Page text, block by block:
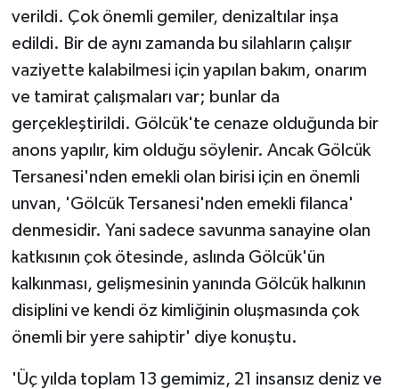
verildi. Çok önemli gemiler, denizaltılar inşa
edildi. Bir de aynı zamanda bu silahların çalışır
vaziyette kalabilmesi için yapılan bakım, onarım
ve tamirat çalışmaları var; bunlar da
gerçekleştirildi. Gölcük'te cenaze olduğunda bir
anons yapılır, kim olduğu söylenir. Ancak Gölcük
Tersanesi'nden emekli olan birisi için en önemli
unvan, 'Gölcük Tersanesi'nden emekli filanca'
denmesidir. Yani sadece savunma sanayine olan
katkısının çok ötesinde, aslında Gölcük'ün
kalkınması, gelişmesinin yanında Gölcük halkının
disiplini ve kendi öz kimliğinin oluşmasında çok
önemli bir yere sahiptir' diye konuştu.
'Üç yılda toplam 13 gemimiz, 21 insansız deniz ve